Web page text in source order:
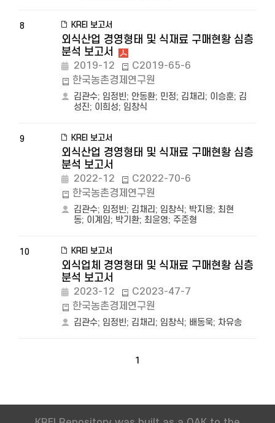
8 KREI 보고서
외식산업 경영형태 및 식재료 구매현황 심층
분석 보고서
2019-12
C2019-65-6
한국농촌경제연구원
김관수; 임정빈; 안동환; 민정; 김채리 ; 이승훈; 김
성진; 이희성; 임창식
9 KREI 보고서
외식산업 경영형태 및 식재료 구매현황 심층
분석 보고서
2022-12
C2022-70-6
한국농촌경제연구원
김관수; 임정빈; 김채리 ; 임창식; 박지용; 최현
동; 이계임; 박기환; 최윤영; 주준형
10 KREI 보고서
외식업체 경영형태 및 식재료 구매현황 심층
분석 보고서
2023-12
C2023-47-7
한국농촌경제연구원
김관수; 임정빈; 김채리 ; 임창식; 배동욱; 차유송
1